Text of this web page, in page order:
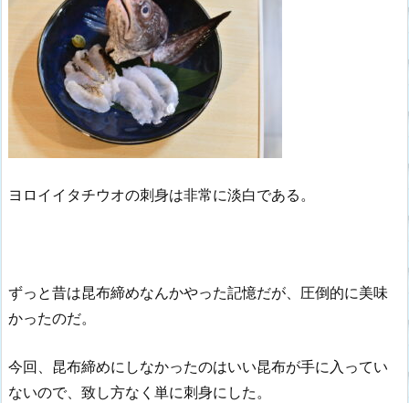
ヨロイイタチウオの刺身は非常に淡白である。
ずっと昔は昆布締めなんかやった記憶だが、圧倒的に美味
かったのだ。
今回、昆布締めにしなかったのはいい昆布が手に入ってい
ないので、致し方なく単に刺身にした。